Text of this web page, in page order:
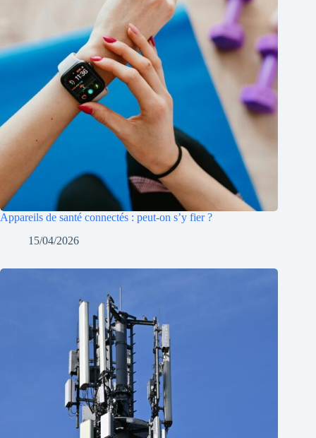
Appareils de santé connectés : peut-on s’y fier ?
15/04/2026